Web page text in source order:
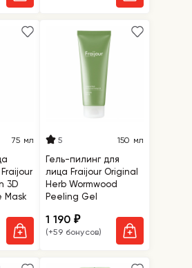
75 мл
3D
Mask
5 150 мл
Гель-пилинг для
лица Fraijour Original
Herb Wormwood
Peeling Gel
1 190₽
(+59 бонусов)